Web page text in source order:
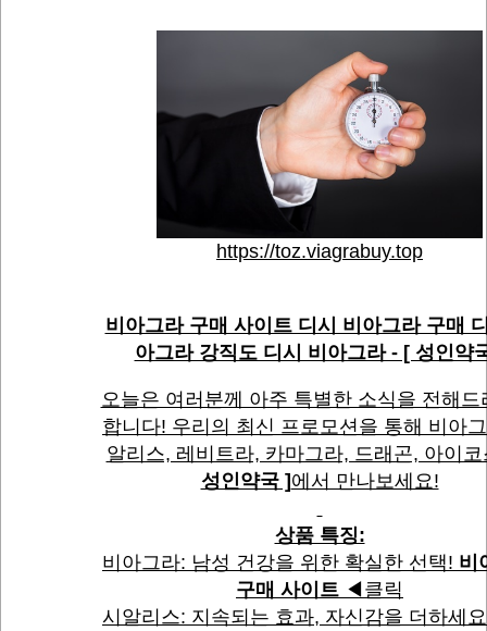
https://toz.viagrabuy.top
비아그라 구매 사이트 디시 비아그라 구매
아그라 강직도 디시 비아그라 - [ 성인약
오늘은 여러분께 아주 특별한 소식을 전해드
합니다! 우리의 최신 프로모션을 통해 비아
알리스, 레비트라, 카마그라, 드래곤, 아이
성인약국 ] 에서 만나보세요!
상품 특징:
비아그라: 남성 건강을 위한 확실한 선택! 비
구매 사이트 ◀클릭
시알리스: 지속되는 효과, 자신감을 더하세